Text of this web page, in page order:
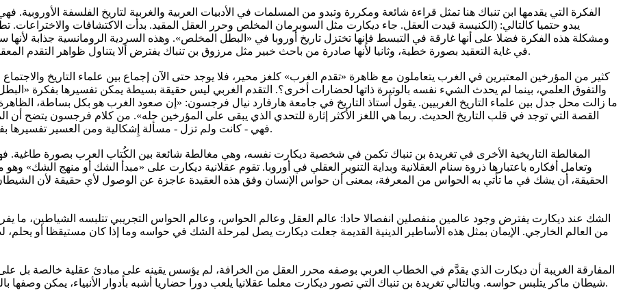
الفكرة التي يقدمها ابن تنباك هنا تمثل قراءة شائعة ومكررة وتبدو من المسلمات في الأدبيات العربية والغربية لتاريخ الفلسفة
يبدو حتميا كالتالي: (الكنيسة قيدت العقل. جاء ديكارت مثل السوبرمان المخلص وحرر العقل المقيد. بدأت الاكتشافات والاختراعات.
ومشكلة هذه الفكرة فضلا على أنها غارقة في التبسط فإنها تختزل تاريخ أوروبا في «البطل المخلص». وهذه السردية الرومانسية جذابة لأنها
في غاية التعقيد بصورة خطية، وثانيا لأنها صادرة من باحث خبير مثل مرزوق بن تنباك يفترض ألا يتناول ظواهر التقدم المعقدة بهذا القدر من التبسيط والاختزال والتصوير الخطي لحركة التاريخ.
كثير من المؤرخين المعتبرين في الغرب يتعاملون مع ظاهرة «تقدم الغرب» كلغز محير، فلا يوجد حتى الآن إجماع بين علماء التاريخ والاجتماع
والتفوق العلمي، بينما لم يحدث الشيء نفسه بالوتيرة ذاتها لحضارات أخرى؟. التقدم الغربي ليس حقيقة بسيطة يمكن تفسيرها بفكرة «البطل
ما زالت محل جدل بين علماء التاريخ الغربيين. يقول أستاذ التاريخ في جامعة هارفارد نيال فرجسون: «إن صعود الغرب هو بكل بساطة، الظاهرة
القصة التي توجد في قلب التاريخ الحديث. ربما هي اللغز الأكثر إثارة للتحدي الذي يبقى على المؤرخين حله». من كلام فرجسون يتضح
فهي - كانت ولم تزل - مسألة إِشكالية ومن العسير تفسيرها بفكرة وجود البطل المحرر الذي يلعب دورا يشبه دور الأنبياء المعلمين.
المغالطة التاريخية الأخرى في تغريدة بن تنباك تكمن في شخصية ديكارت نفسه، وهي مغالطة شائعة بين الكُتاب العرب بصورة
وتعامل أفكاره باعتبارها ذروة سنام العقلانية وبداية التنوير العقلي في أوروبا. تقوم عقلانية ديكارت على «مبدأ الشك أو منهج
الحقيقة، أن يشك في ما تأتي به الحواس من المعرفة، بمعنى أن حواس الإنسان وفق هذه العقيدة عاجزة عن الوصول لأي حقيقة لأن
الشك عند ديكارت يفترض وجود عالمين منفصلين انفصالا حادا: عالم العقل وعالم الحواس، وعالم الحواس التجريبي تتلبسه الشياطين، ما
من العالم الخارجي. الإيمان بمثل هذه الأساطير الدينية القديمة جعلت ديكارت يصل لمرحلة الشك في حواسه وما إذا كان مستيقظا أو
المفارقة الغريبة أن ديكارت الذي يقدَّم في الخطاب العربي بوصفه محرر العقل من الخرافة، لم يؤسس يقينه على مبادئ عقلية خالصة
شيطان ماكر يتلبس حواسه. وبالتالي تغريدة بن تنباك التي تصور ديكارت معلما عقلانيا يلعب دورا حضاريا أشبه بأدوار الأنبياء، يمكن وصفها بالقراءة التبسيطية التي لا تنسجم مع «الحقيقة التاريخية» لذاك العصر.